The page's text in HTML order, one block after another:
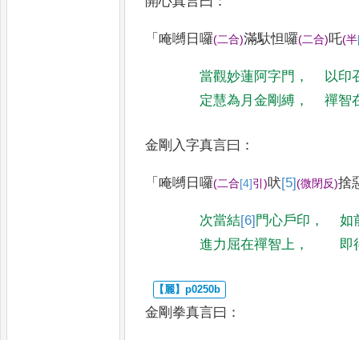
「 唵嚩日囉(二合)滿馱怛囉(二合)吒(半
當觀妙蓮阿字門 ，
以印
定慧為月金剛縛 ， 禪智
金剛入字真言曰 ：
「 唵嚩日囉(二合[4]引)吠[5](微閉反)捨
次當結[6]門心戶印 ，
如
進力屈在禪智上 ， 即
金剛拳真言曰 ：